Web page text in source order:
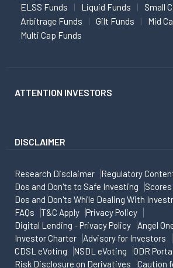
ELSS Funds Liquid Funds
Small
Arbitrage Funds
Gilt Funds
Mid
Multi Cap Funds
ATTENTION INVESTORS
DISCLAIMER
Research Disclaimer
Regulatory
Dos and Don'ts to Safe Investing
Scores
Dos and Don'ts While Dealing With
FAQs
T&C Apply
Privacy Policy
Digital Lending - Privacy Policy
Angel
Investor Charter
Advisory for Investors
CDSL eVoting
NSDL eVoting
ODR Portal
Risk Disclosure on Derivatives
Caution